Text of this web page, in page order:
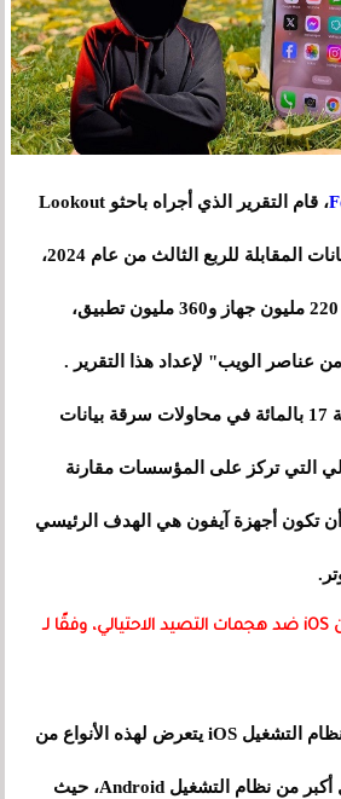
، قام التقرير الذي أجراه باحثو Lookout
Threat Lab بتحليل البيانات المقابلة للربع الثالث من عام 2024،
باستخدام معلومات من 220 مليون جهاز و360 مليون تطبيق،
عناصر الويب" لإعداد هذا التقرير .
وقد اكتشفوا زيادة بنسبة 17 بالمائة في محاولات سرقة بيانات
التي تركز على المؤسسات مقارنة
تكون أجهزة آيفون هي الهدف الرئيسي
- يعد أندرويد أكثر أمانًا من iOS ضد هجمات التصيد الاحتيالي، وفقًا لـ
والأسوأ من ذلك هو أن نظام التشغيل iOS يتعرض لهذه الأنواع من
التهديدات الضارة بشكل أكبر من نظام التشغيل Android، حيث